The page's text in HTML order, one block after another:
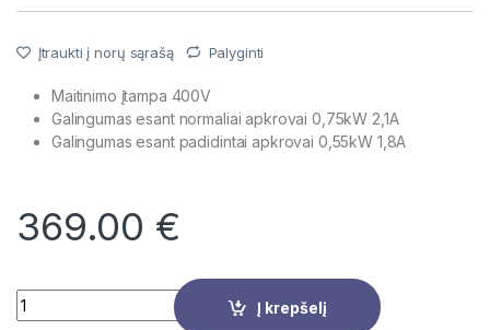
Įtraukti į norų sąrašą Palyginti
Maitinimo įtampa 400V
Galingumas esant normaliai apkrovai 0,75kW 2,1A
Galingumas esant padidintai apkrovai 0,55kW 1,8A
369.00 €
Quantity
Į krepšelį